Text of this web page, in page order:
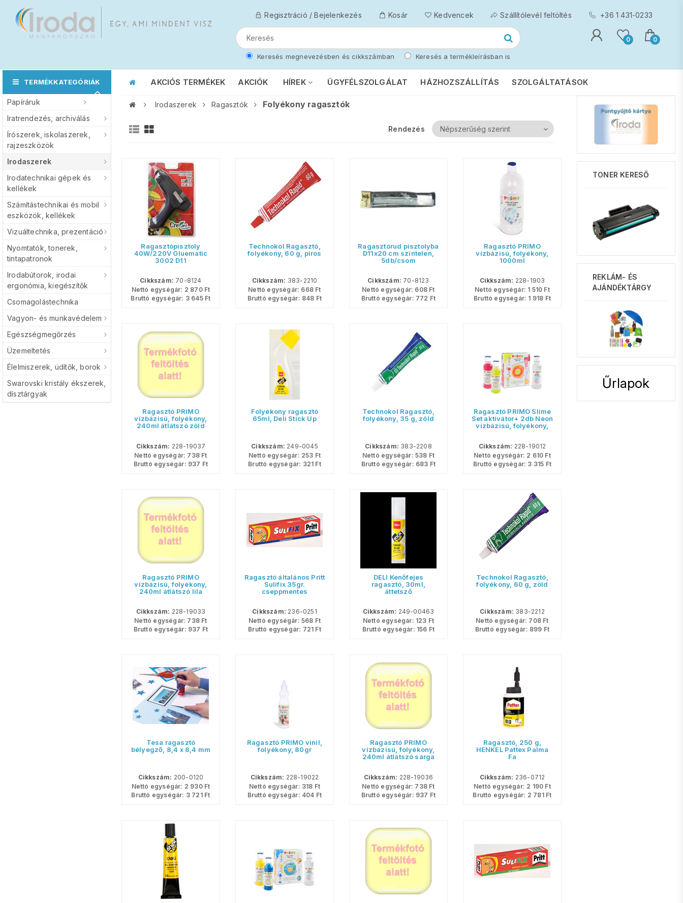
Regisztráció / Bejelenkezés Kosár Kedvencek Szállítólevél feltöltés +36 1 431-0233
Keresés megnevezésben és cikkszámban Keresés a termékleírásban is
0 0
AKCIÓS TERMÉKEK AKCIÓK HÍREK ÜGYFÉLSZOLGÁLAT HÁZHOZSZÁLLÍTÁS SZOLGÁLTATÁSOK
TERMÉKKATEGÓRIÁK
Papíráruk
Iratrendezés, archiválás
Írószerek, iskolaszerek,
rajzeszközök
Irodaszerek
Irodatechnikai gépek és
kellékek
Számítástechnikai és mobil
eszközök, kellékek
Vizuáltechnika, prezentáció
Nyomtatók, tonerek,
tintapatronok
Irodabútorok, irodai
ergonómia, kiegészítők
Csomagolástechnika
Vagyon- és munkavédelem
Egészségmegőrzés
Üzemeltetés
Élelmiszerek, üdítők, borok
Swarovski kristály ékszerek,
dísztárgyak
Irodaszerek Ragasztók Folyékony ragasztók
FOLYÉKONY
Rendezés
Ragasztópisztoly
40W/220V Gluematic
3002 D11
Cikkszám: 70-8124
Nettó egységár: 2 870Ft
Bruttó egységár: 3 645Ft
Technokol Ragasztó,
folyékony, 60 g, piros
Cikkszám: 383-2210
Nettó egységár: 668 Ft
Bruttó egységár: 848 Ft
Ragasztórud pisztolyba
D11x20 cm színtelen,
5db/csom
Cikkszám: 70-8123
Nettó egységár: 608 Ft
Bruttó egységár: 772 Ft
Ragasztó PRIMO
vízbázisú, folyékony,
1000ml
Cikkszám: 228-1903
Nettó egységár: 1 510 Ft
Bruttó egységár: 1 918 Ft
Ragasztó PRIMO
vízbázisú, folyékony,
240ml átlátszó zöld
Cikkszám: 228-19037
Nettó egységár: 738 Ft
Bruttó egységár: 937 Ft
Folyékony ragasztó
65ml, Deli Stick Up
Cikkszám: 249-0045
Nettó egységár: 253 Ft
Bruttó egységár: 321 Ft
Technokol Ragasztó,
folyékony, 35 g, zöld
Cikkszám: 383-2208
Nettó egységár: 538 Ft
Bruttó egységár: 683 Ft
Ragasztó PRIMO Slime
Set aktivátor+ 2db Neon
vízbázisú, folyékony,
Cikkszám: 228-19012
Nettó egységár: 2 610 Ft
Bruttó egységár: 3 315 Ft
Ragasztó PRIMO
vízbázisú, folyékony,
240ml átlátszó lila
Cikkszám: 228-19033
Nettó egységár: 738 Ft
Bruttó egységár: 937 Ft
Ragasztó általános Pritt
Sulifix 35gr.
cseppmentes
Cikkszám: 236-0251
Nettó egységár: 568 Ft
Bruttó egységár: 721 Ft
DELI Kenőfejes
ragasztó, 30ml,
áttetsző
Cikkszám: 249-00463
Nettó egységár: 123 Ft
Bruttó egységár: 156 Ft
Technokol Ragasztó,
folyékony, 60 g, zöld
Cikkszám: 383-2212
Nettó egységár: 708 Ft
Bruttó egységár: 899 Ft
Tesa ragasztó
bélyegző, 8,4 x 8,4 mm
Cikkszám: 200-0120
Nettó egységár: 2 930Ft
Bruttó egységár: 3 721Ft
Ragasztó PRIMO vinil,
folyékony, 80gr
Cikkszám: 228-19022
Nettó egységár: 318 Ft
Bruttó egységár: 404 Ft
Ragasztó PRIMO
vízbázisú, folyékony,
240ml átlátszó sárga
Cikkszám: 228-19036
Nettó egységár: 738 Ft
Bruttó egységár: 937 Ft
Ragasztó, 250 g,
HENKEL Pattex Palma
Fa
Cikkszám: 236-0712
Nettó egységár: 2 190 Ft
Bruttó egységár: 2 781Ft
TONER KERESŐ
REKLÁM- ÉS
AJÁNDÉKTÁRGY
Űrlapok